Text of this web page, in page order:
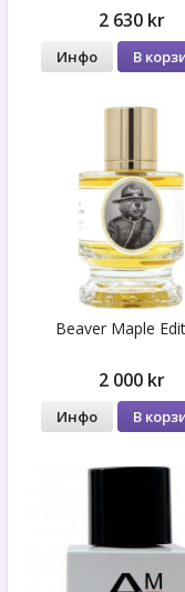
2 630 kr
Инфо В
Beaver Maple
2 000 kr
Инфо В